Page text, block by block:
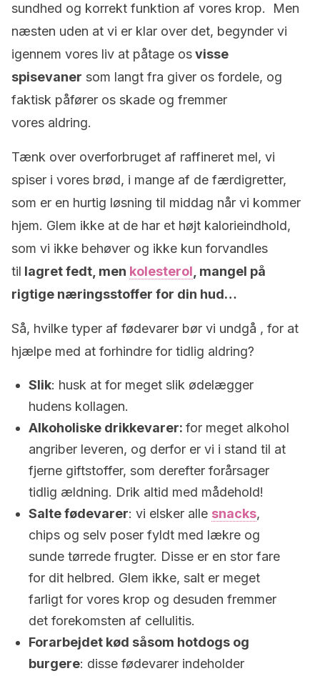
sundhed og korrekt funktion af vores krop. Men
næsten uden at vi er klar over det, begynder vi
igennem vores liv at påtage osvisse
spisevaner som langt fra giver os fordele, og
faktisk påfører os skade og fremmer
vores aldring.
Tænk over overforbruget af raffineret mel, vi
spiser i vores brød, i mange af de færdigretter,
som er en hurtig løsning til middag når vi kommer
hjem. Glem ikke at de har et højt kalorieindhold,
som vi ikke behøver og ikke kun forvandles
til lagret fedt, men kolesterol , mangel på
rigtige næringsstoffer for din hud…
Så, hvilke typer af fødevarer bør vi undgå , for at
hjælpe med at forhindre for tidlig aldring?
Slik: husk at for meget slik ødelægger
hudens kollagen.
Alkoholiske drikkevarer: for meget alkohol
angriber leveren, og derfor er vi i stand til at
fjerne giftstoffer, som derefter forårsager
tidlig ældning. Drik altid med mådehold!
Salte fødevarer: vi elsker alle snacks,
chips og selv poser fyldt med lækre og
sunde tørrede frugter. Disse er en stor fare
for dit helbred. Glem ikke, salt er meget
farligt for vores krop og desuden fremmer
det forekomsten af cellulitis.
Forarbejdet kød såsom hotdogs og
burgere: disse fødevarer indeholder